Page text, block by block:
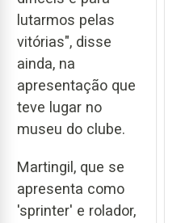
lutarmos pelas
vitórias", disse
ainda, na
apresentação que
teve lugar no
museu do clube.
Martingil, que se
apresenta como
'sprinter' e rolador,